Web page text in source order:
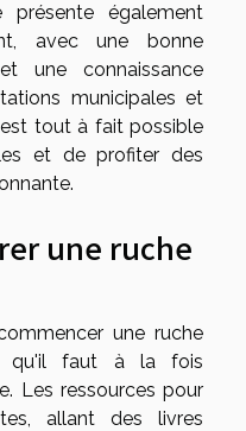
présente également
avec une bonne
une connaissance
municipales et
tout à fait possible
et de profiter des
une ruche
une ruche
qu'il faut à la fois
Les ressources pour
allant des livres